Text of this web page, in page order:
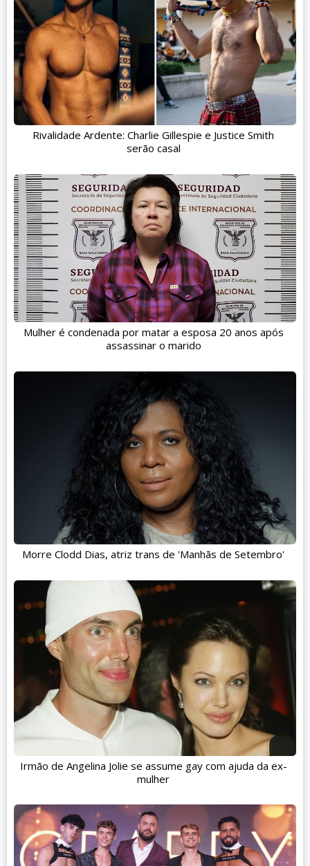
Rivalidade Ardente: Charlie Gillespie e Justice Smith
serão casal
Mulher é condenada por matar a esposa 20 anos após
assassinar o marido
Morre Clodd Dias, atriz trans de 'Manhãs de Setembro'
Irmão de Angelina Jolie se assume gay com ajuda da ex-
mulher